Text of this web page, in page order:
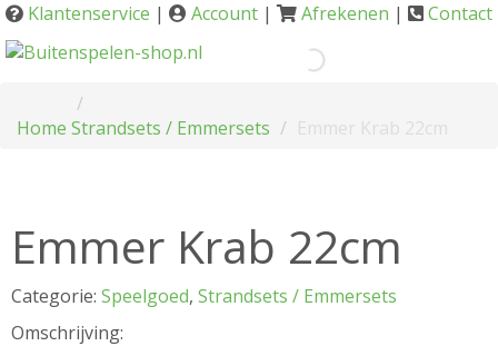
Klantenservice | Account | Afrekenen | Contact
Home Strandsets / Emmersets Emmer Krab 22cm
Emmer Krab 22cm
Categorie: Speelgoed, Strandsets / Emmersets
Omschrijving: